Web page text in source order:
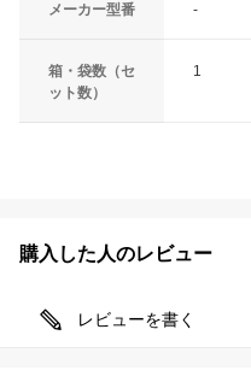
メーカー型番 -
箱・袋数（セ
ット数）
1
購入した人のレビュー
レビューを書く